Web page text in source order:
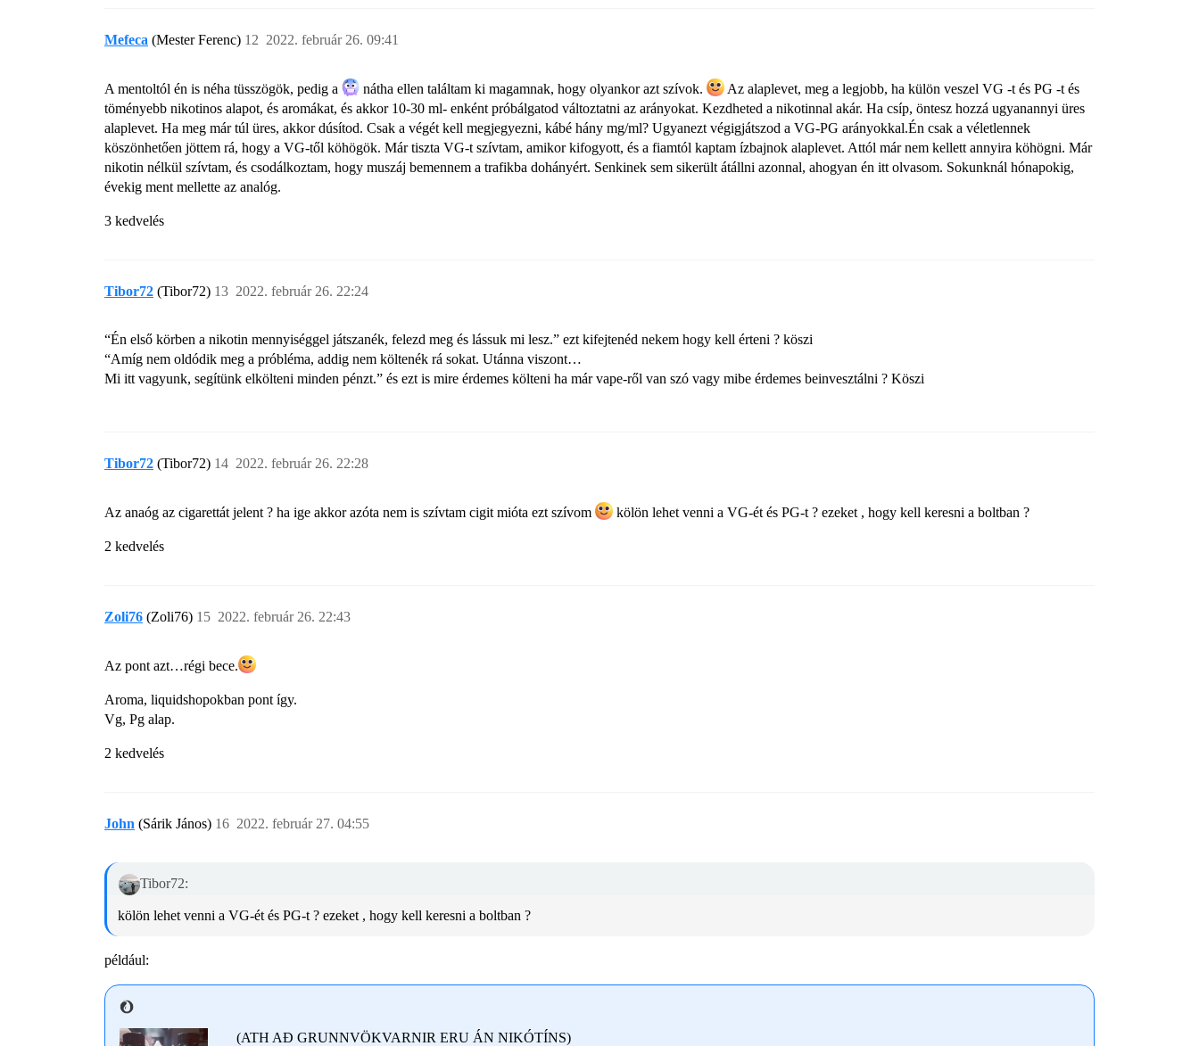
Mefeca (Mester Ferenc) 2022. február 26. 09:41
12
A mentoltól én is néha tüsszögök, pedig a nátha ellen találtam ki magamnak, hogy olyankor azt szívok.
Az alaplevet, meg a legjobb, ha külön veszel VG -t és PG -t és
töményebb nikotinos alapot, és aromákat, és akkor 10-30 ml- enként próbálgatod változtatni az arányokat. Kezdheted a nikotinnal akár. Ha csíp, öntesz hozzá ugyanannyi üres
alaplevet. Ha meg már túl üres, akkor dúsítod. Csak a végét kell megjegyezni, kábé hány mg/ml? Ugyanezt végigjátszod a VG-PG arányokkal.Én csak a véletlennek
köszönhetően jöttem rá, hogy a VG-től köhögök. Már tiszta VG-t szívtam, amikor kifogyott, és a fiamtól kaptam ízbajnok alaplevet. Attól már nem kellett annyira köhögni. Már
nikotin nélkül szívtam, és csodálkoztam, hogy muszáj bemennem a trafikba dohányért. Senkinek sem sikerült átállni azonnal, ahogyan én itt olvasom. Sokunknál hónapokig,
évekig ment mellette az analóg.
3 kedvelés
Tibor72 (Tibor72) 2022. február 26. 22:24
13
“Én első körben a nikotin mennyiséggel játszanék, felezd meg és lássuk mi lesz.” ezt kifejtenéd nekem hogy kell érteni ? köszi
“Amíg nem oldódik meg a próbléma, addig nem költenék rá sokat. Utánna viszont…
Mi itt vagyunk, segítünk elkölteni minden pénzt.” és ezt is mire érdemes költeni ha már vape-ről van szó vagy mibe érdemes beinvesztálni ? Köszi
Tibor72 (Tibor72) 2022. február 26. 22:28
14
Az anaóg az cigarettát jelent ? ha ige akkor azóta nem is szívtam cigit mióta ezt szívom kölön lehet venni a VG-ét és PG-t ? ezeket , hogy kell keresni a boltban ?
2 kedvelés
Zoli76 (Zoli76) 2022. február 26. 22:43
15
Az pont azt…régi bece.
Aroma, liquidshopokban pont így.
Vg, Pg alap.
2 kedvelés
John (Sárik János) 2022. február 27. 04:55
16
Tibor72:
kölön lehet venni a VG-ét és PG-t ? ezeket , hogy kell keresni a boltban ?
például:
(ATH AÐ GRUNNVÖKVARNIR ERU ÁN NIKÓTÍNS)